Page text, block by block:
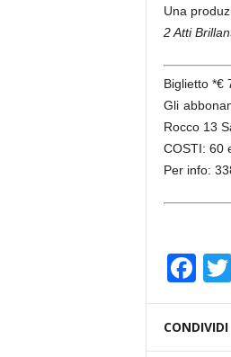
Una
2 Atti
Biglietto *€
Gli
Rocco 13
COSTI: 60
Per info:
F
a
c
CONDIVIDI